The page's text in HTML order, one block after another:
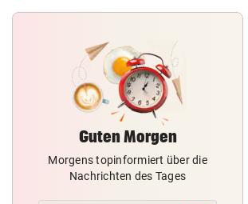
Guten Morgen
Morgens topinformiert über die
Nachrichten des Tages